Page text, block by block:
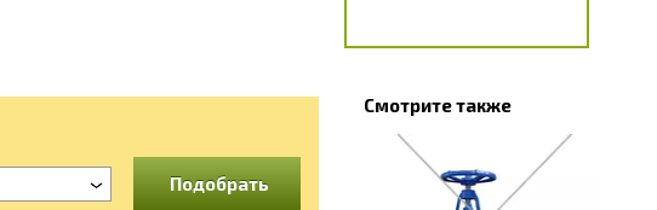
Подобрать
Смотрите также